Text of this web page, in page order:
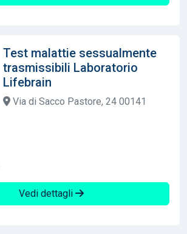
Test malattie sessualmente
trasmissibili Laboratorio
Lifebrain
Via di Sacco Pastore, 24 00141
Vedi dettagli